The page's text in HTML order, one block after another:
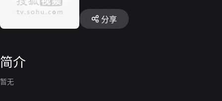
分享
简介
暂无